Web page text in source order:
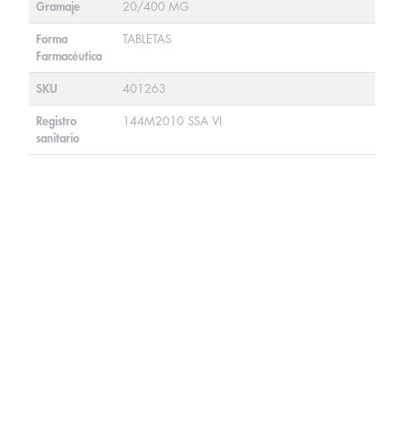
Gramaje 20/400 MG
Forma
Farmacéutica
TABLETAS
SKU 401263
Registro
sanitario
144M2010 SSA VI